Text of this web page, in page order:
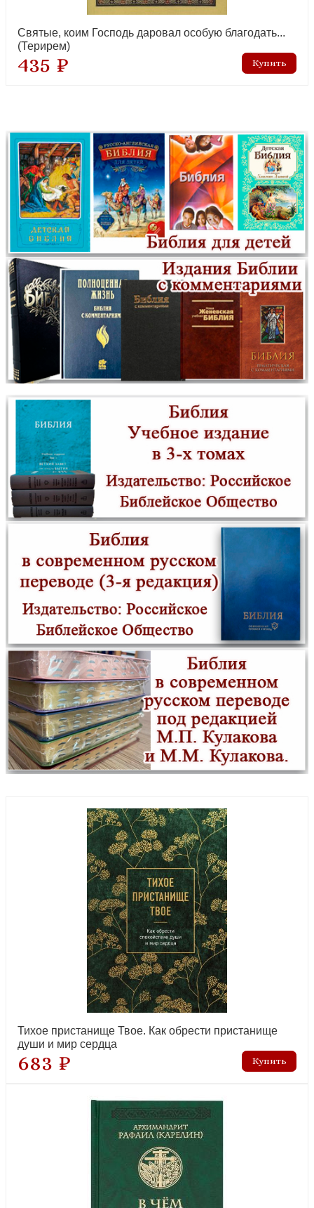
Письма. Избранное
новинка
Проповеди. Избранное
новинка
Свой у Бога. Воспоминания об архимандрите Павле (Груздеве)
новинка
Сердце, отданное Богу. Жизнь и духовный подвиг святителя
Иоанна Шанхайского
новинка
Радость. Стихи
Рождество Христово!
Нить Ариадны от времени святого князя Александра Невского
Святые, коим Господь даровал особую благодать...
(Терирем)
435 ₽
Тихое пристанище Твое. Как обрести пристанище
души и мир сердца
683 ₽